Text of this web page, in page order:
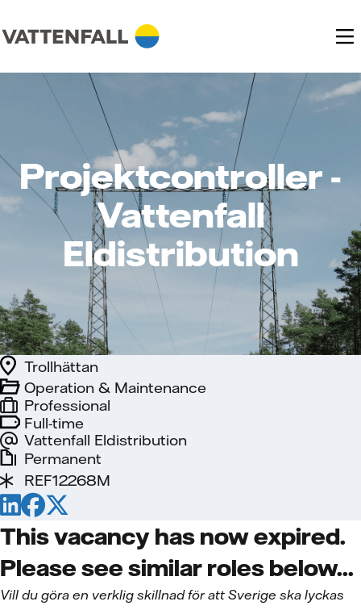
Projektcontroller -
Vattenfall
Eldistribution
Full-time
Vattenfall Eldistribution
Trollhättan
Professional
Operation & Maintenance
Permanent
REF12268M
This vacancy has now expired.
Please see similar roles below...
Vill du göra en verklig skillnad för att Sverige ska lyckas